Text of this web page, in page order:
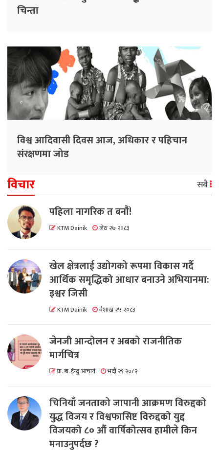
चिन्ता
विश्व आदिवासी दिवस आज, अधिकार र पहिचान
संरक्षणमा जोड
विचार सबै
पहिला नागरिक त बनाैं!
KTM Dainik जेठ २७ २०८३
खेल क्षेत्रलाई उद्योगको रूपमा विकास गर्दै
आर्थिक समृद्धिको आधार बनाउने अभियानमा:
इश्वर जिसी
KTM Dainik वैशाख २५ २०८३
जेनजी आन्दोलन र अबको राजनीतिक
मार्गचित्र
प्रा. डा. ईन्दु आचार्य भदौ २९ २०८२
चिनियाँ जनताको जापानी आक्रमण विरुद्दको
युद्ध विजय र विश्वफासिष्ट विरुद्दको युद्द
विजयको ८० औं वार्षिकोत्सव हामीले किन
मनाउनुपर्दछ ?